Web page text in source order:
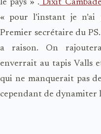
le pays » . Dixit
« pour l’instant je n’ai
Premier secrétaire du
a raison. On
enverrait au tapis Valls
qui ne manquerait pas
cependant de dynamiter